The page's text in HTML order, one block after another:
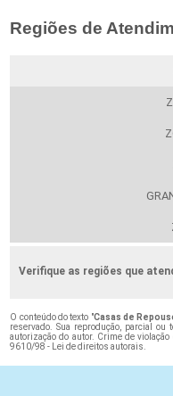
Regiões de
Verifique as regiões que
O conteúdo do texto "Casas de
reservado. Sua reprodução, parcial
autorização do autor. Crime de
9610/98 - Lei de direitos autorais